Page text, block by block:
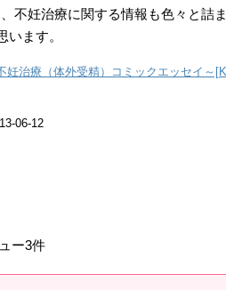
不妊治療に関する情報も色々と詰ま
ます。
妊治療（体外受精）コミックエッセイ～
06-12
ー3件